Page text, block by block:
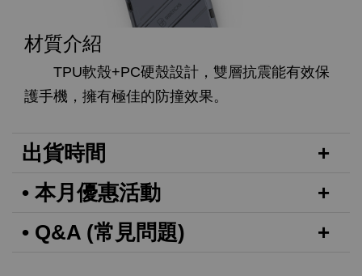
材質介紹
TPU軟殼+PC硬殼設計，雙層抗震能有效保
護手機，擁有極佳的防撞效果。
出貨時間
• 本月優惠活動
• Q&A (常見問題)